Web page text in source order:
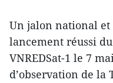
Un jalon national
lancement réussi
VNREDSat-1 le 7
d’observation de